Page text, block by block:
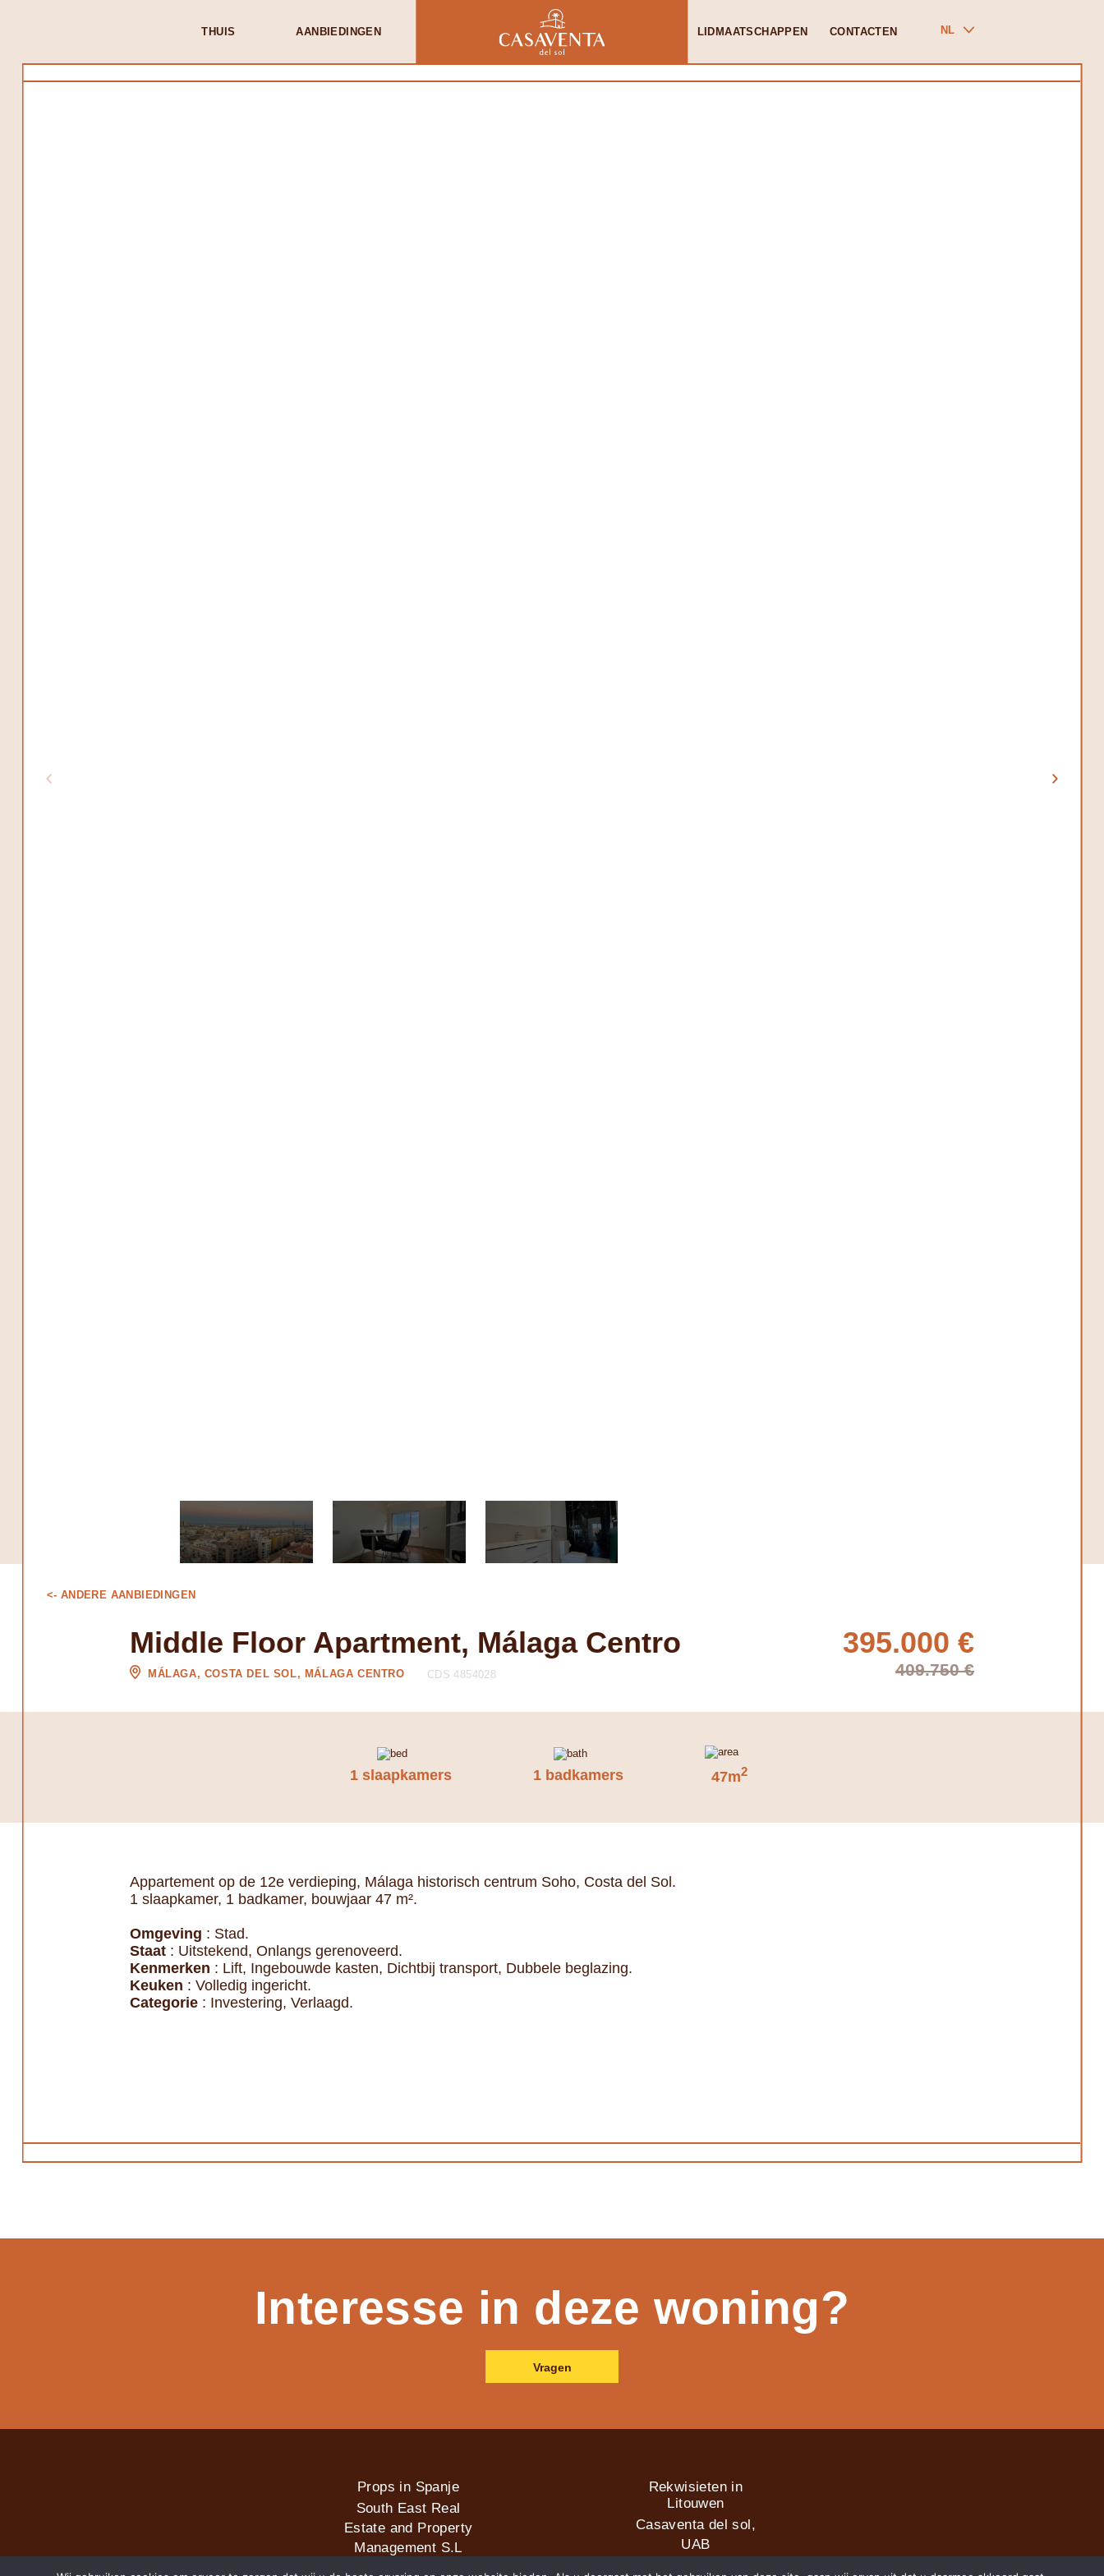
THUIS AANBIEDINGEN LIDMAATSCHAPPEN CONTACTEN NL
<- ANDERE AANBIEDINGEN
Middle Floor Apartment, Málaga Centro
MÁLAGA, COSTA DEL SOL, MÁLAGA CENTRO CDS 4854028
395.000 €
409.750 €
1 slaapkamers 1 badkamers 47m2
Appartement op de 12e verdieping, Málaga historisch centrum Soho, Costa del Sol.
1 slaapkamer, 1 badkamer, bouwjaar 47 m².
Omgeving : Stad.
Staat: Uitstekend, Onlangs gerenoveerd.
Kenmerken : Lift, Ingebouwde kasten, Dichtbij transport, Dubbele beglazing.
Keuken : Volledig ingericht.
Categorie: Investering, Verlaagd.
Interesse in deze woning?
Vragen
Props in Spanje
South East Real
Estate and Property
Management S.L
Rekwisieten in
Litouwen
Casaventa del sol,
UAB